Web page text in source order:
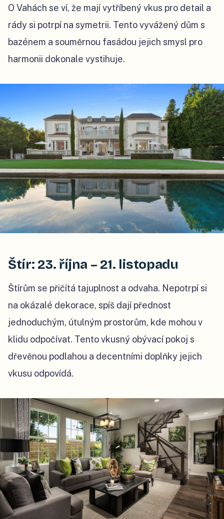
O Vahách se ví, že mají vytříbený vkus pro detail a
rády si potrpí na symetrii. Tento vyvážený dům s
bazénem a souměrnou fasádou jejich smysl pro
harmonii dokonale vystihuje.
Štír: 23. října – 21. listopadu
Štírům se přičítá tajuplnost a odvaha. Nepotrpí si
na okázalé dekorace, spíš dají přednost
jednoduchým, útulným prostorům, kde mohou v
klidu odpočívat. Tento vkusný obývací pokoj s
dřevěnou podlahou a decentními doplňky jejich
vkusu odpovídá.